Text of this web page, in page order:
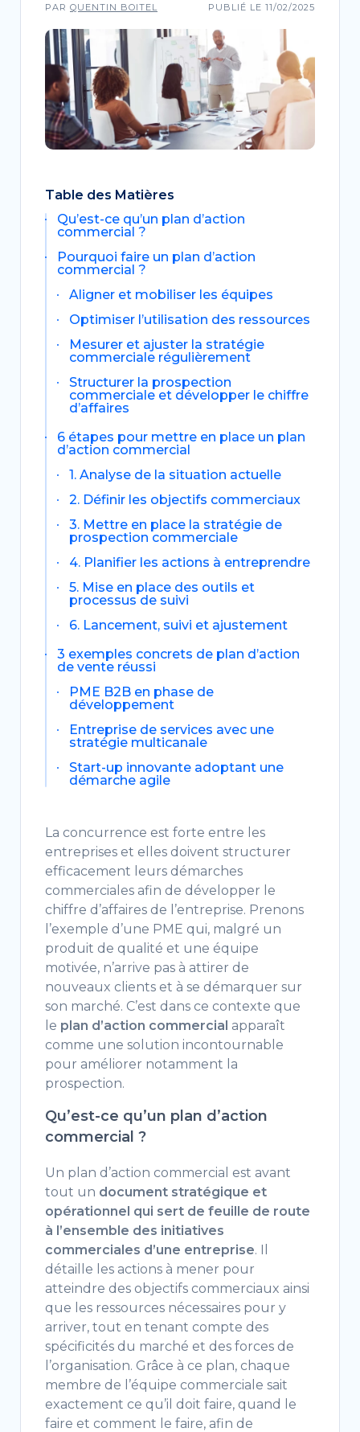
PAR QUENTIN BOITEL PUBLIÉ LE 11/02/2025
Table des Matières
Qu’est-ce qu’un plan d’action
commercial ?
Pourquoi faire un plan d’action
commercial ?
Aligner et mobiliser les équipes
Optimiser l’utilisation des ressources
Mesurer et ajuster la stratégie
commerciale régulièrement
Structurer la prospection
commerciale et développer le chiffre
d’affaires
6 étapes pour mettre en place un plan
d’action commercial
1. Analyse de la situation actuelle
2. Définir les objectifs commerciaux
3. Mettre en place la stratégie de
prospection commerciale
4. Planifier les actions à entreprendre
5. Mise en place des outils et
processus de suivi
6. Lancement, suivi et ajustement
3 exemples concrets de plan d’action
de vente réussi
PME B2B en phase de
développement
Entreprise de services avec une
stratégie multicanale
Start-up innovante adoptant une
démarche agile
La concurrence est forte entre les
entreprises et elles doivent structurer
efficacement leurs démarches
commerciales afin de développer le
chiffre d’affaires de l’entreprise. Prenons
l’exemple d’une PME qui, malgré un
produit de qualité et une équipe
motivée, n’arrive pas à attirer de
nouveaux clients et à se démarquer sur
son marché. C’est dans ce contexte que
le plan d’action commercial apparaît
comme une solution incontournable
pour améliorer notamment la
prospection.
Qu’est-ce qu’un plan d’action
commercial ?
Un plan d’action commercial est avant
tout un document stratégique et
opérationnel qui sert de feuille de route
à l’ensemble des initiatives
commerciales d’une entreprise. Il
détaille les actions à mener pour
atteindre des objectifs commerciaux ainsi
que les ressources nécessaires pour y
arriver, tout en tenant compte des
spécificités du marché et des forces de
l’organisation. Grâce à ce plan, chaque
membre de l’équipe commerciale sait
exactement ce qu’il doit faire, quand le
faire et comment le faire, afin de